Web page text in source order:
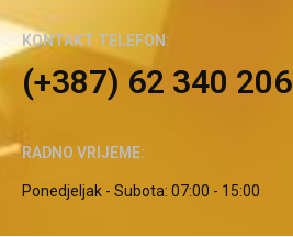
KONTAKT TELEFON:
(+387) 62 340 206
RADNO VRIJEME:
Ponedjeljak - Subota: 07:00 - 15:00